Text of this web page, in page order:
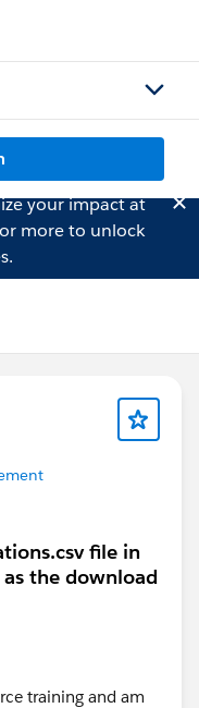
your impact at
more to unlock
file in
the download
training and am